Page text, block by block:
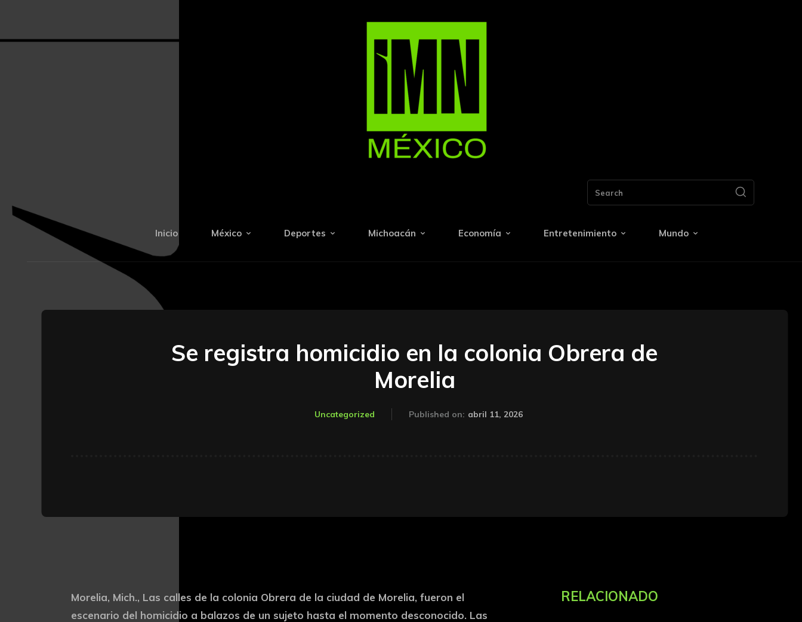
Search
Inicio México Deportes Michoacán Economía Entretenimiento Mundo
Se registra homicidio en la colonia Obrera de
Morelia
Uncategorized Published on: abril 11, 2026
Morelia, Mich., Las calles de la colonia Obrera de la ciudad de Morelia, fueron el
escenario del homicidio a balazos de un sujeto hasta el momento desconocido. Las
RELACIONADO